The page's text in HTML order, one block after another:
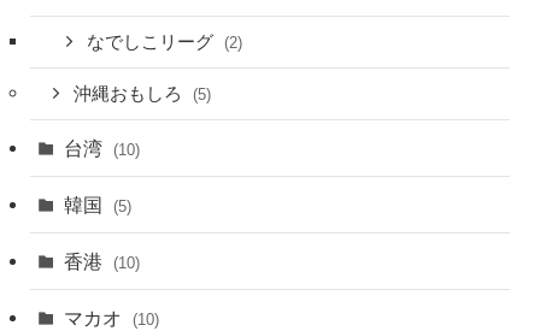
なでしこリーグ (2)
沖縄おもしろ (5)
台湾 (10)
韓国 (5)
香港 (10)
マカオ (10)